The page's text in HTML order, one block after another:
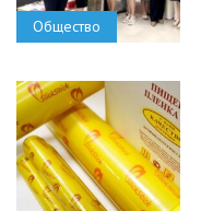
Общество